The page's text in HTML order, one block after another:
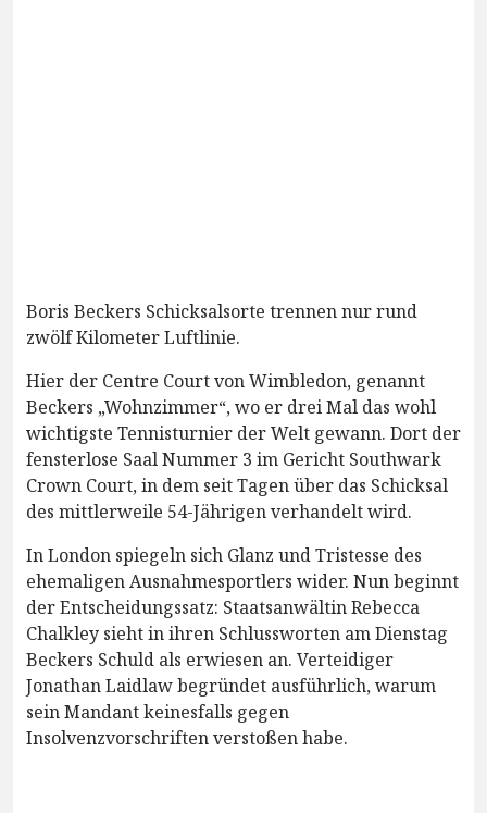
Boris Beckers Schicksalsorte trennen nur rund
zwölf Kilometer Luftlinie.
Hier der Centre Court von Wimbledon, genannt
Beckers „Wohnzimmer“, wo er drei Mal das wohl
wichtigste Tennisturnier der Welt gewann. Dort der
fensterlose Saal Nummer 3 im Gericht Southwark
Crown Court, in dem seit Tagen über das Schicksal
des mittlerweile 54-Jährigen verhandelt wird.
In London spiegeln sich Glanz und Tristesse des
ehemaligen Ausnahmesportlers wider. Nun beginnt
der Entscheidungssatz: Staatsanwältin Rebecca
Chalkley sieht in ihren Schlussworten am Dienstag
Beckers Schuld als erwiesen an. Verteidiger
Jonathan Laidlaw begründet ausführlich, warum
sein Mandant keinesfalls gegen
Insolvenzvorschriften verstoßen habe.